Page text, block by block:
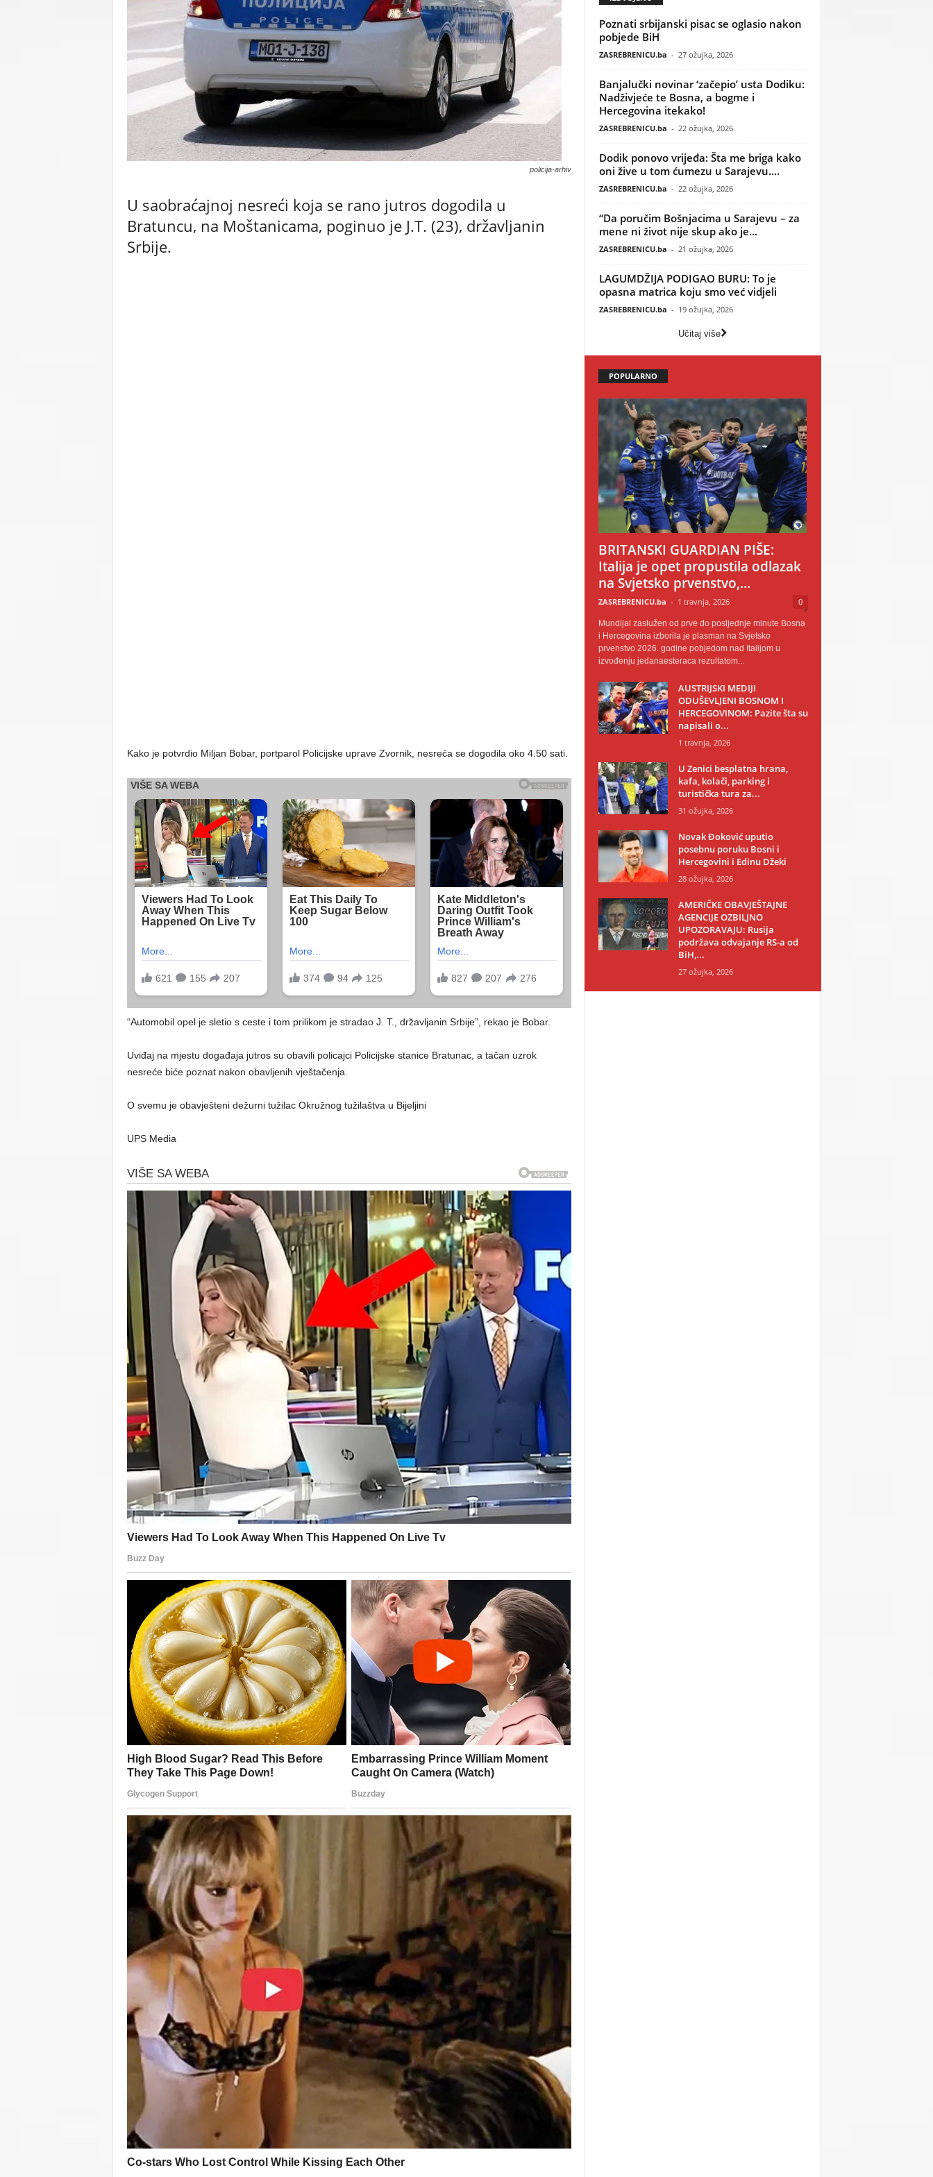
C
U
policija-arhiv
U saobraćajnoj nesreći koja se rano jutros dogodila u
Bratuncu, na Moštanicama, poginuo je J.T. (23), državljanin
Srbije.
Kako je potvrdio Miljan Bobar, portparol Policijske uprave Zvornik, nesreća se dogodila oko 4.50 sati.
“Automobil opel je sletio s ceste i tom prilikom je stradao J. T., državljanin Srbije”, rekao je Bobar.
Uviđaj na mjestu događaja jutros su obavili policajci Policijske stanice Bratunac, a tačan uzrok
nesreće biće poznat nakon obavljenih vještačenja.
O svemu je obavješteni dežurni tužilac Okružnog tužilaštva u Bijeljini
UPS Media
Poznati srbijanski pisac se oglasio nakon
pobjede BiH
ZASREBRENICU.ba - 27 ožujka, 2026
Banjalučki novinar ‘začepio’ usta Dodiku:
Nadživjeće te Bosna, a bogme i
Hercegovina itekako!
ZASREBRENICU.ba - 22 ožujka, 2026
Dodik ponovo vrijeđa: Šta me briga kako
oni žive u tom ćumezu u Sarajevu....
ZASREBRENICU.ba - 22 ožujka, 2026
“Da poručim Bošnjacima u Sarajevu – za
mene ni život nije skup ako je...
ZASREBRENICU.ba - 21 ožujka, 2026
LAGUMDŽIJA PODIGAO BURU: To je
opasna matrica koju smo već vidjeli
ZASREBRENICU.ba - 19 ožujka, 2026
Učitaj više
POPULARNO
BRITANSKI GUARDIAN PIŠE:
Italija je opet propustila odlazak
na Svjetsko prvenstvo,...
ZASREBRENICU.ba - 1 travnja, 2026 0
Mundijal zaslužen od prve do posljednje minute Bosna
i Hercegovina izborila je plasman na Svjetsko
prvenstvo 2026. godine pobjedom nad Italijom u
izvođenju jedanaesteraca rezultatom...
AUSTRIJSKI MEDIJI
ODUŠEVLJENI BOSNOM I
HERCEGOVINOM: Pazite šta su
napisali o...
1 travnja, 2026
U Zenici besplatna hrana,
kafa, kolači, parking i
turistička tura za...
31 ožujka, 2026
Novak Đoković uputio
posebnu poruku Bosni i
Hercegovini i Edinu Džeki
28 ožujka, 2026
AMERIČKE OBAVJEŠTAJNE
AGENCIJE OZBILJNO
UPOZORAVAJU: Rusija
podržava odvajanje RS-a od
BiH,...
27 ožujka, 2026